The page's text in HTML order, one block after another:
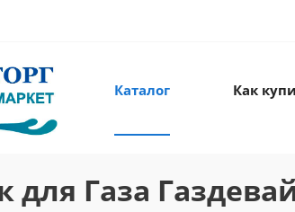
Каталог Как
для Газа